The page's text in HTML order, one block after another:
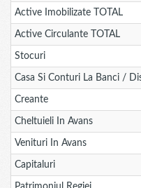
Active Imobilizate TOTAL
Active Circulante TOTAL
Stocuri
Casa Si Conturi La Banci /
Creante
Cheltuieli In Avans
Venituri In Avans
Capitaluri